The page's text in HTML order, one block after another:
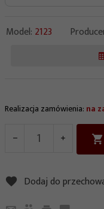
Model: 2123
Realizacja zamówienia: na
Dodaj do